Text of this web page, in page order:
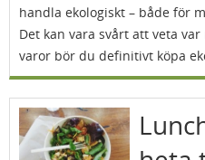
handla ekologiskt – både för
Det kan vara svårt att veta
varor bör du definitivt köpa